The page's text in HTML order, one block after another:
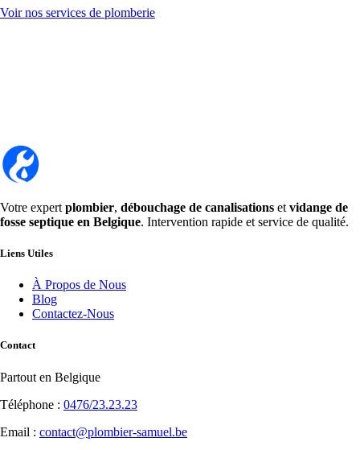
Voir nos services de plomberie
Votre expert plombier, débouchage de canalisations et vidange de
fosse septique en Belgique. Intervention rapide et service de qualité.
Liens Utiles
À Propos de Nous
Blog
Contactez-Nous
Contact
Partout en Belgique
Téléphone : 0476/23.23.23
Email : contact@plombier-samuel.be